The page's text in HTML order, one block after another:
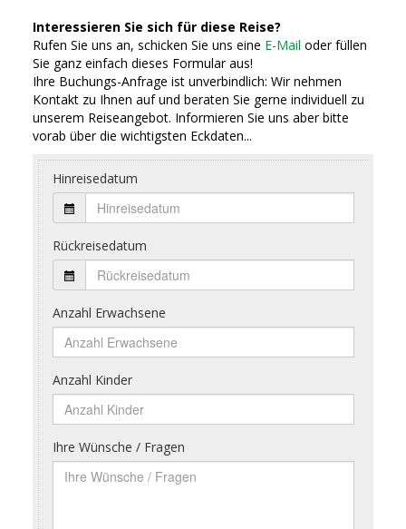
Interessieren Sie sich für diese Reise?
Rufen Sie uns an, schicken Sie uns eine E-Mail oder füllen
Sie ganz einfach dieses Formular aus!
Ihre Buchungs-Anfrage ist unverbindlich: Wir nehmen
Kontakt zu Ihnen auf und beraten Sie gerne individuell zu
unserem Reiseangebot. Informieren Sie uns aber bitte
vorab über die wichtigsten Eckdaten...